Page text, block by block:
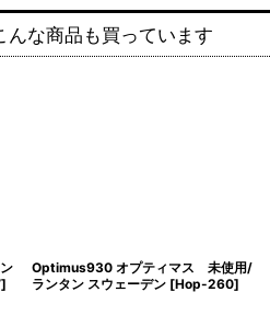
んな商品も買っています
]
Optimus930 オプティマス 未使用/
ランタン スウェーデン [Hop-260]